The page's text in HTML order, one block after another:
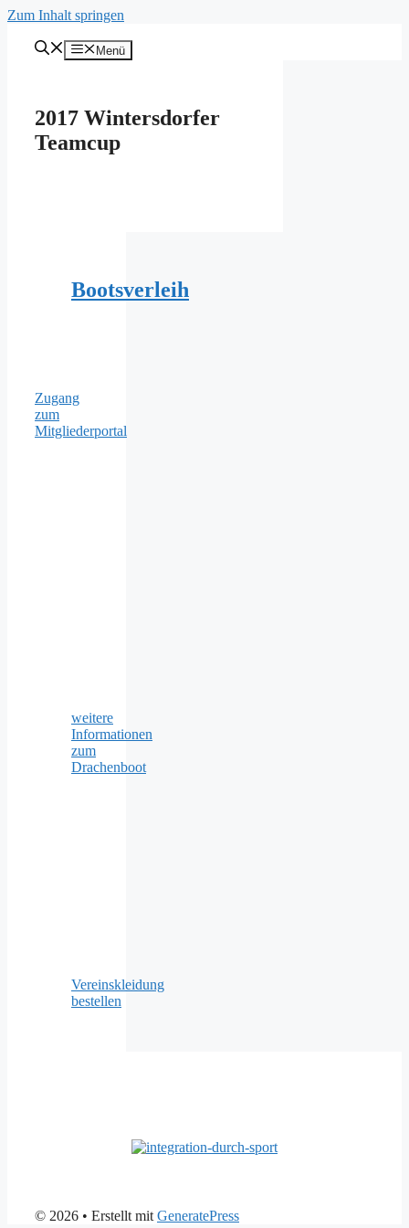
Zum Inhalt springen
Menü
2017 Wintersdorfer
Teamcup
Bootsverleih
Zugang
zum
Mitgliederportal
weitere
Informationen
zum
Drachenboot
Vereinskleidung
bestellen
© 2026 • Erstellt mit GeneratePress